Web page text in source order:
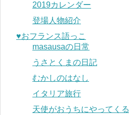
2019カレンダー
登場人物紹介
♥︎おフランス語っこ
masausaの日常
うさとくまの日記
むかしのはなし
イタリア旅行
天使がおうちにやってくる